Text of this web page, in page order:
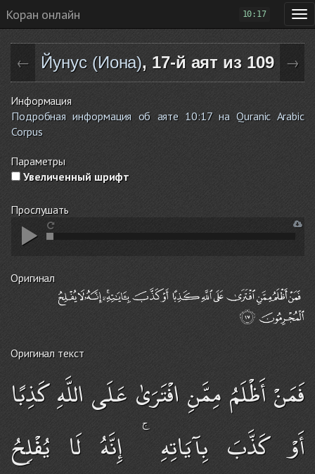
Коран онлайн 10:17
← Йунус (Иона), 17-й аят из 109 →
Информация
Подробная информация об аяте 10:17 на Quranic Arabic
Corpus
Параметры
Увеличенный шрифт
Прослушать
Оригинал
Оригинал текст
فَمَنْ أَظْلَمُ مِمَّنِ افْتَرَىٰ عَلَى اللَّهِ كَذِبًا
أَوْ كَذَّبَ بِآيَاتِهِ ۚ إِنَّهُ لَا يُفْلِحُ